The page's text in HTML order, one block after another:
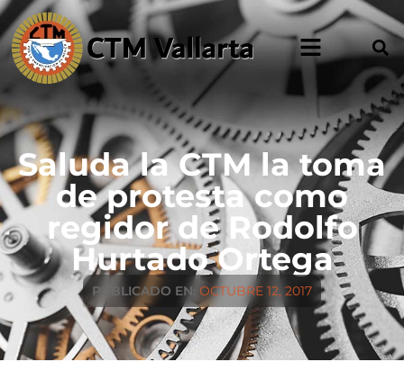
Saluda la CTM la toma
de protesta como
regidor de Rodolfo
Hurtado Ortega
PUBLICADO EN: OCTUBRE 12, 2017